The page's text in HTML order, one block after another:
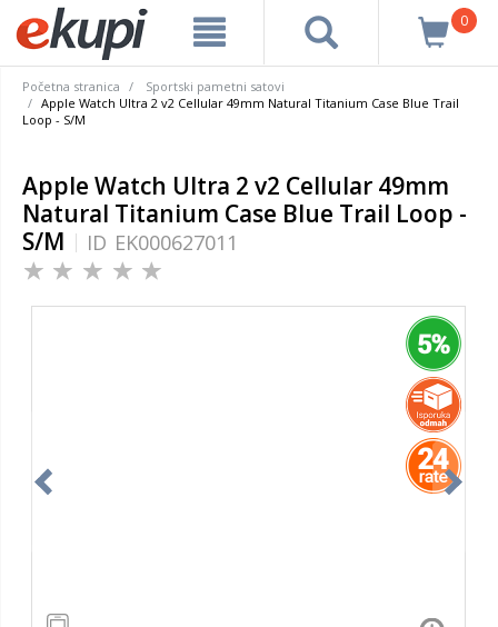
0
Početna stranica
Sportski pametni satovi
Apple Watch Ultra 2 v2 Cellular 49mm Natural Titanium Case Blue Trail
Loop - S/M
Apple Watch Ultra 2 v2 Cellular 49mm
Natural Titanium Case Blue Trail Loop -
S/M
ID EK000627011